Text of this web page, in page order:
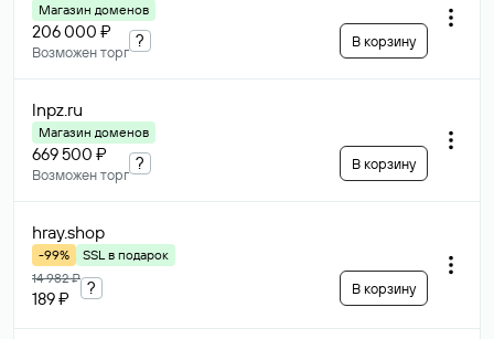
Магазин доменов
206 000 ₽
Возможен торг
? В корзину
lnpz.ru
Магазин доменов
669 500 ₽
Возможен торг
? В корзину
hray.shop
-99%
SSL в подарок
14 982 ₽
189 ₽
? В корзину